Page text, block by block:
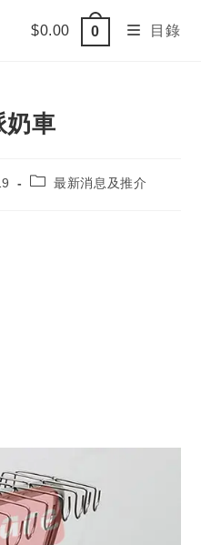
$0.00 0 目錄
奶車
Post最新消息及推介